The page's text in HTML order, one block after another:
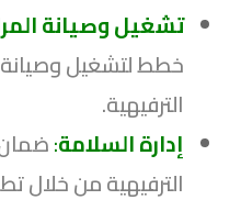
تشغيل وصيانة
خطط لتشغيل وصيانة
الترفيهية.
إدارة السلامة:
الترفيهية من خلال